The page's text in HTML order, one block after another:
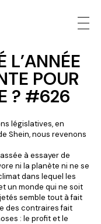
POUR
? #626
législatives, en
Shein, nous revenons
à essayer de
ni la planète ni ne se
dans lequel les
un monde qui ne soit
semble tout à fait
des contraires fait
: le profit et le